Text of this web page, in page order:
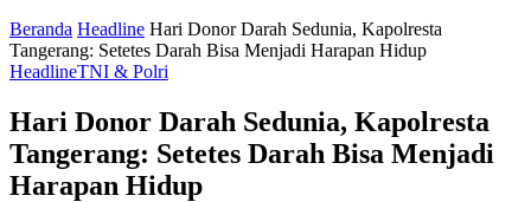
Beranda Headline Hari Donor Darah Sedunia, Kapolresta
Tangerang: Setetes Darah Bisa Menjadi Harapan Hidup
HeadlineTNI & Polri
Hari Donor Darah Sedunia, Kapolresta
Tangerang: Setetes Darah Bisa Menjadi
Harapan Hidup